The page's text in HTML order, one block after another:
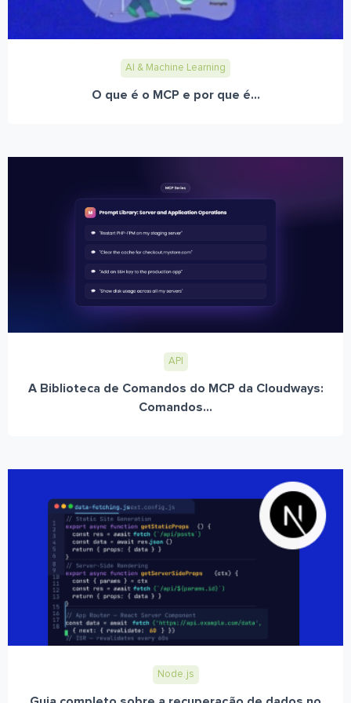
AI & Machine Learning
O que é o MCP e por que é...
API
A Biblioteca de Comandos do MCP da Cloudways:
Comandos...
Node.js